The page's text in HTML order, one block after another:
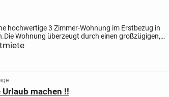
hochwertige 3 Zimmer-Wohnung im Erstbezug in
Die Wohnung überzeugt durch einen großzügigen,
mit moderner Einbauküche...
machen !!